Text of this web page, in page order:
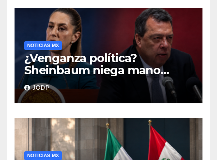
NOTICIAS MX
¿Venganza política?
Sheinbaum niega mano
negra en captura de Ángel
Aguirre
JODP
NOTICIAS MX